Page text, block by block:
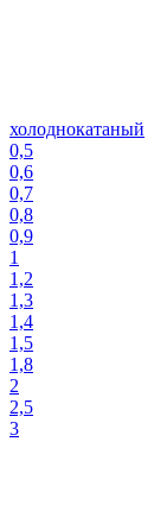
холоднокатаный
0,5
0,6
0,7
0,8
0,9
1
1,2
1,3
1,4
1,5
1,8
2
2,5
3